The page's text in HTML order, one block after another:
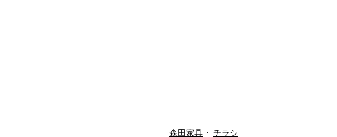
森田家具 チラシ